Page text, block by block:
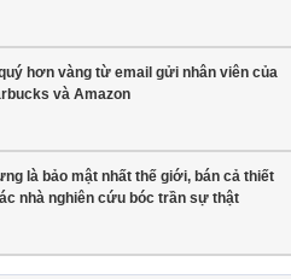
hơn vàng từ email gửi nhân viên của
và Amazon
là bảo mật nhất thế giới, bán cả thiết
nhà nghiên cứu bóc trần sự thật